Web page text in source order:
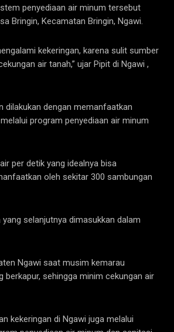
penyediaan air minum tersebut
Bringin, Kecamatan Bringin, Ngawi.
kekeringan, karena sulit sumber
air tanah,” ujar Pipit di Ngawi ,
dilakukan dengan memanfaatkan
program penyediaan air minum
per detik yang idealnya bisa
oleh sekitar 300 sambungan
selanjutnya dimasukkan dalam
Ngawi saat musim kemarau
berkapur, sehingga minim cekungan air
kekeringan di Ngawi juga melalui